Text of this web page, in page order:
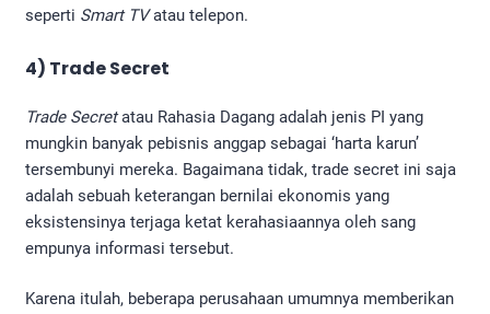
seperti Smart TVatau telepon.
4) Trade Secret
Trade Secretatau Rahasia Dagang adalah jenis PI yang
mungkin banyak pebisnis anggap sebagai ‘harta karun’
tersembunyi mereka. Bagaimana tidak, trade secret ini saja
adalah sebuah keterangan bernilai ekonomis yang
eksistensinya terjaga ketat kerahasiaannya oleh sang
empunya informasi tersebut.
Karena itulah, beberapa perusahaan umumnya memberikan